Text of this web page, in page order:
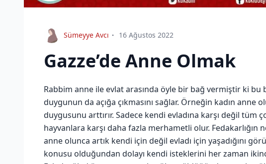
Sümeyye Avcı 16 Ağustos 2022
Gazze’de Anne Olmak
Rabbim anne ile evlat arasında öyle bir bağ vermiştir ki bu
duygunun da açığa çıkmasını sağlar. Örneğin kadın
duygusunu arttırır. Sadece kendi evladına karşı değil tüm
hayvanlara karşı daha fazla merhametli olur.
anne olunca artık kendi için değil evladı için yaşadığını
konusu olduğundan dolayı kendi isteklerini her zaman